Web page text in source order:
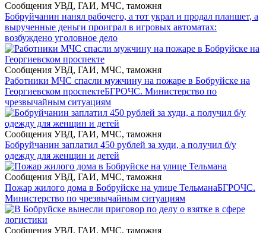
Сообщения УВД, ГАИ, МЧС, таможня
Бобруйчанин нанял рабочего, а тот украл и продал планшет, а
вырученные деньги проиграл в игровых автоматах:
возбуждено уголовное дело
Сообщения УВД, ГАИ, МЧС, таможня
Работники МЧС спасли мужчину на пожаре в Бобруйске на
Георгиевском проспектеБГРОЧС. Министерство по
чрезвычайным ситуациям
Сообщения УВД, ГАИ, МЧС, таможня
Бобруйчанин заплатил 450 рублей за худи, а получил б/у
одежду для женщин и детей
Сообщения УВД, ГАИ, МЧС, таможня
Пожар жилого дома в Бобруйске на улице ТельманаБГРОЧС.
Министерство по чрезвычайным ситуациям
Сообщения УВД, ГАИ, МЧС, таможня